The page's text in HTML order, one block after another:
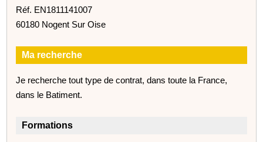
Réf. EN1811141007
60180 Nogent Sur Oise
Ma recherche
Je recherche tout type de contrat, dans toute la France,
dans le Batiment.
Formations